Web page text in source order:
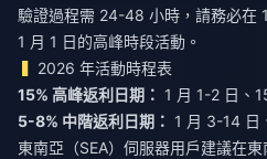
驗證過程需 24-48 小時，請務必在
1 月 1 日的高峰時段活動。
2026 年活動時程表
15% 高峰返利日期：
5-8% 中階返利日期： 1 月 3-14 日
東南亞（SEA）伺服器用戶建議在